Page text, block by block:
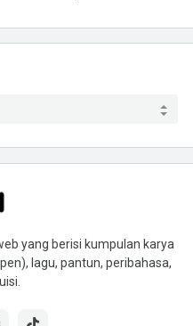
yang berisi kumpulan karya
lagu, pantun, peribahasa,